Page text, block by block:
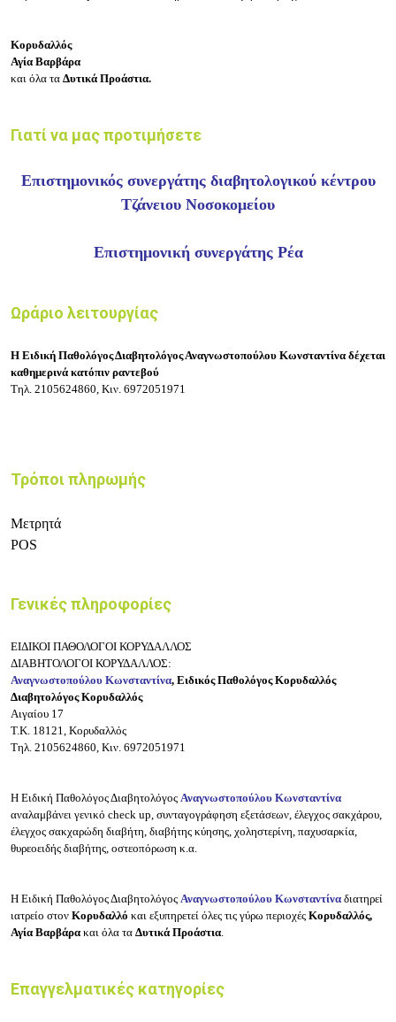
Κορυδαλλός
Αγία Βαρβάρα
και όλα τα Δυτικά Προάστια.
Γιατί να μας προτιμήσετε
Επιστημονικός συνεργάτης διαβητολογικού κέντρου
Τζάνειου Νοσοκομείου
Επιστημονική συνεργάτης Ρέα
Ωράριο λειτουργίας
Η Ειδική Παθολόγος Διαβητολόγος Αναγνωστοπούλου Κωνσταντίνα δέχεται
καθημερινά κατόπιν ραντεβού
Τηλ. 2105624860, Κιν. 6972051971
Τρόποι πληρωμής
Μετρητά
POS
Γενικές πληροφορίες
ΕΙΔΙΚΟΙ ΠΑΘΟΛΟΓΟΙ ΚΟΡΥΔΑΛΛΟΣ
ΔΙΑΒΗΤΟΛΟΓΟΙ ΚΟΡΥΔΑΛΛΟΣ:
Αναγνωστοπούλου Κωνσταντίνα, Ειδικός Παθολόγος Κορυδαλλός
Διαβητολόγος Κορυδαλλός
Αιγαίου 17
Τ.Κ. 18121, Κορυδαλλός
Τηλ. 2105624860, Κιν. 6972051971
Η Ειδική Παθολόγος Διαβητολόγος Αναγνωστοπούλου Κωνσταντίνα
αναλαμβάνει γενικό check up, συνταγογράφηση εξετάσεων, έλεγχος σακχάρου,
έλεγχος σακχαρώδη διαβήτη, διαβήτης κύησης, χοληστερίνη, παχυσαρκία,
θυρεοειδής διαβήτης, οστεοπόρωση κ.α.
Η Ειδική Παθολόγος Διαβητολόγος Αναγνωστοπούλου Κωνσταντίνα διατηρεί
ιατρείο στον Κορυδαλλό και εξυπηρετεί όλες τις γύρω περιοχές Κορυδαλλός,
Αγία Βαρβάρα και όλα τα Δυτικά Προάστια
Επαγγελματικές κατηγορίες